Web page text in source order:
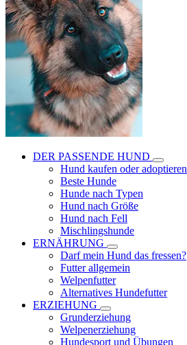
DER PASSENDE HUND
Hund kaufen oder adoptieren
Beste Hunde
Hunde nach Typen
Hund nach Größe
Hund nach Fell
Mischlingshunde
ERNÄHRUNG
Darf mein Hund das fressen?
Futter allgemein
Welpenfutter
Alternatives Hundefutter
ERZIEHUNG
Grunderziehung
Welpenerziehung
Hundesport und Übungen